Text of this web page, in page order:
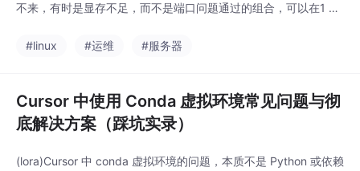
不来，有时是显存不足，而不是端口问题通过的组合，可以在1 分
合服务器排障和模型部署场景。
#linux #运维 #服务器
Cursor 中使用 Conda 虚拟环境常见问题与彻
底解决方案（踩坑实录）
(lora)Cursor 中 conda 虚拟环境的问题，本质不是 Python 或依赖